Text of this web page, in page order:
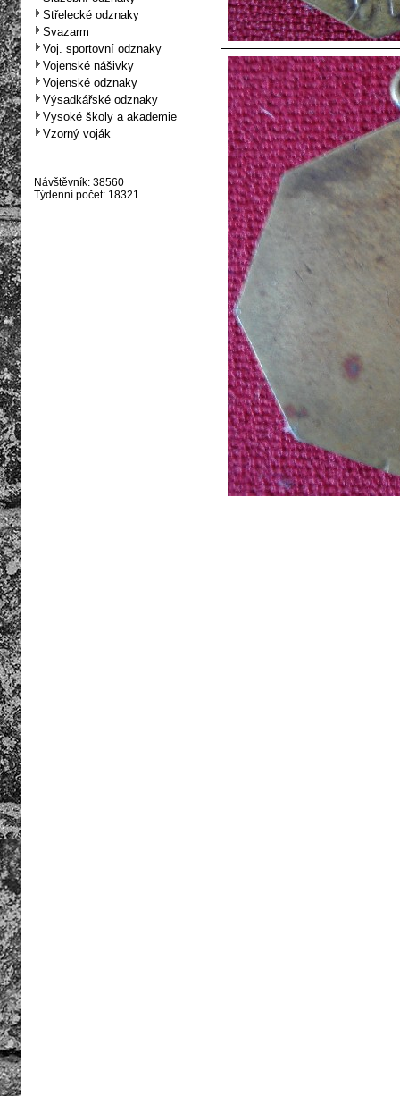
Střelecké odznaky
Svazarm
Voj. sportovní odznaky
Vojenské nášivky
Vojenské odznaky
Výsadkářské odznaky
Vysoké školy a akademie
Vzorný voják
Návštěvník: 38560
Týdenní počet: 18321